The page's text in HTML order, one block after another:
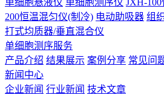
单细胞悬液仪 单细胞测序仪 JXH-
200恒温混匀仪(制冷) 电动助吸器 组
打式均质器/垂直混合仪
单细胞测序服务
产品介绍 结果展示 案例分享 常见问
新闻中心
企业新闻 行业新闻 技术文章